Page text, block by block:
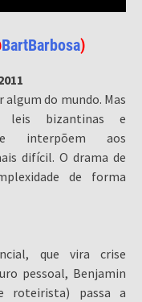
BartBarbosa)
do mundo. Mas
leis bizantinas e
interpõem aos
difícil. O drama de
de forma
que vira crise
pessoal, Benjamin
roteirista) passa a